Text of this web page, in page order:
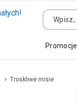
Promocje
Troskliwe misie